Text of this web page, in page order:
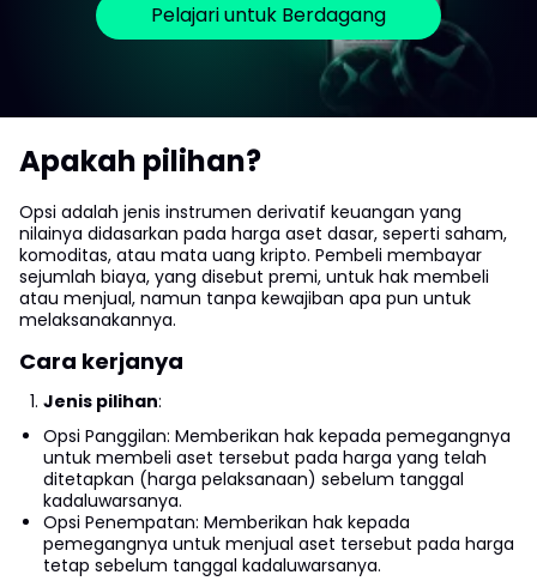
Pelajari untuk Berdagang
Apakah pilihan?
Opsi adalah jenis instrumen derivatif keuangan yang
nilainya didasarkan pada harga aset dasar, seperti saham,
komoditas, atau mata uang kripto. Pembeli membayar
sejumlah biaya, yang disebut premi, untuk hak membeli
atau menjual, namun tanpa kewajiban apa pun untuk
melaksanakannya.
Cara kerjanya
Jenis pilihan:
Opsi Panggilan: Memberikan hak kepada pemegangnya
untuk membeli aset tersebut pada harga yang telah
ditetapkan (harga pelaksanaan) sebelum tanggal
kadaluwarsanya.
Opsi Penempatan: Memberikan hak kepada
pemegangnya untuk menjual aset tersebut pada harga
tetap sebelum tanggal kadaluwarsanya.